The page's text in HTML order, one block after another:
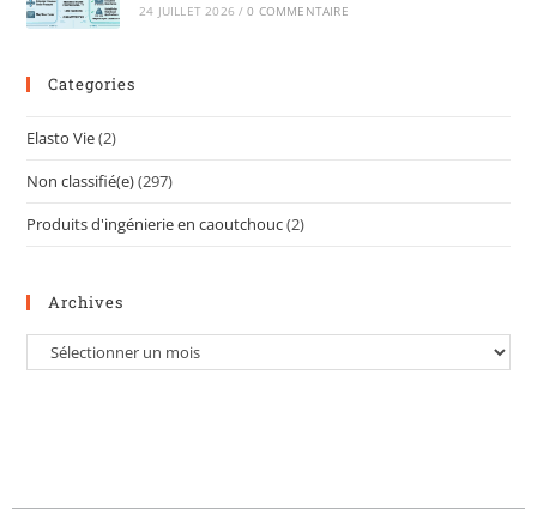
24 JUILLET 2026 / 0 COMMENTAIRE
Categories
Elasto Vie(2)
Non classifié(e)(297)
Produits d'ingénierie en caoutchouc(2)
Archives